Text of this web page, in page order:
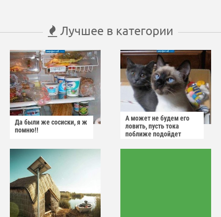
Лучшее в категории
Да были же сосиски, я ж
помню!!
А может не будем его
ловить, пусть тока
поближе подойдет